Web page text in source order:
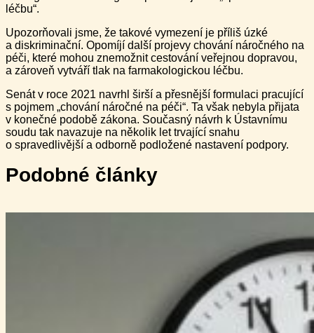
léčbu“.
Upozorňovali jsme, že takové vymezení je příliš úzké
a diskriminační. Opomíjí další projevy chování náročného na
péči, které mohou znemožnit cestování veřejnou dopravou,
a zároveň vytváří tlak na farmakologickou léčbu.
Senát v roce 2021 navrhl širší a přesnější formulaci pracující
s pojmem „chování náročné na péči“. Ta však nebyla přijata
v konečné podobě zákona. Současný návrh k Ústavnímu
soudu tak navazuje na několik let trvající snahu
o spravedlivější a odborně podložené nastavení podpory.
Podobné články